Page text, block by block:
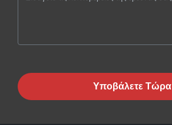
Υποβάλετε Τώρα